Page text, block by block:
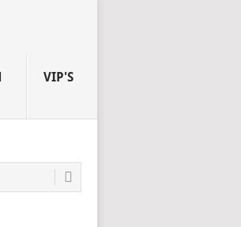
VIP'S